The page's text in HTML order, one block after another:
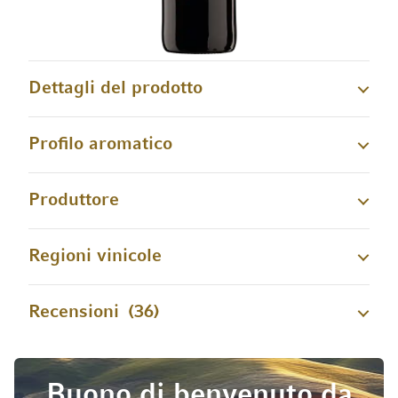
Dettagli del prodotto
Profilo aromatico
Produttore
Regioni vinicole
Recensioni 36